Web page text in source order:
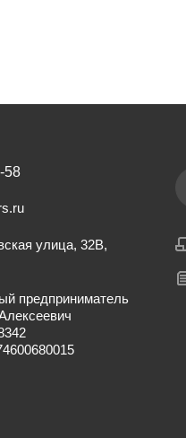
58
улица, 32В,
предприниматель